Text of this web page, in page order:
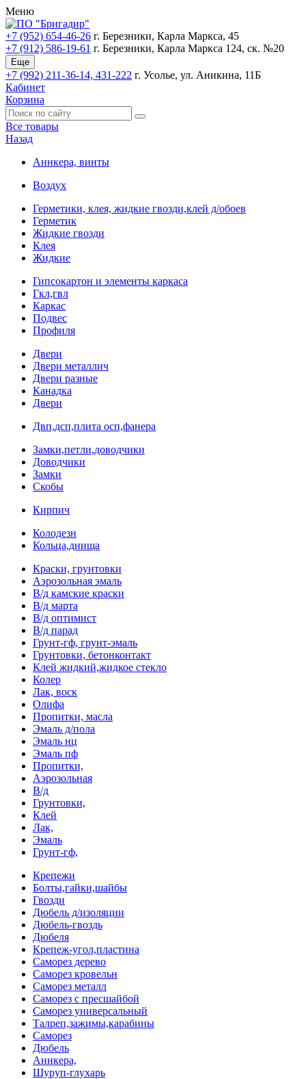
Меню
+7 (952) 654-46-26 г. Березники, Карла Маркса, 45
+7 (912) 586-19-61 г. Березники, Карла Маркса 124, ск. №20
Еще
+7 (992) 211-36-14, 431-222 г. Усолье, ул. Аникина, 11Б
Кабинет
Корзина
Все товары
Назад
Аннкера, винты
Воздух
Герметики, клея, жидкие гвозди,клей д/обоев
Герметик
Жидкие гвозди
Клея
Жидкие
Гипсокартон и элементы каркаса
Гкл,гвл
Каркас
Подвес
Профиля
Двери
Двери металлич
Двери разные
Канадка
Двери
Двп,дсп,плита осп,фанера
Замки,петли,доводчики
Доводчики
Замки
Скобы
Кирпич
Колодезн
Кольца,днища
Краски, грунтовки
Аэрозольная эмаль
В/д камские краски
В/д марта
В/д оптимист
В/д парад
Грунт-гф, грунт-эмаль
Грунтовки, бетонконтакт
Клей жидкий,жидкое стекло
Колер
Лак, воск
Олифа
Пропитки, масла
Эмаль д/пола
Эмаль нц
Эмаль пф
Пропитки,
Аэрозольная
В/д
Грунтовки,
Клей
Лак,
Эмаль
Грунт-гф,
Крепежи
Болты,гайки,шайбы
Гвозди
Дюбель д/изоляции
Дюбель-гвоздь
Дюбеля
Крепеж-угол,пластина
Саморез дерево
Саморез кровельн
Саморез металл
Саморез с пресшайбой
Саморез универсальный
Талреп,зажимы,карабины
Саморез
Дюбель
Аннкера,
Шуруп-глухарь